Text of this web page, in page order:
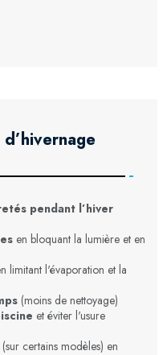
pendant l’hiver
en bloquant la lumière et en
limitant l'évaporation et la
(moins de nettoyage)
et éviter l'usure
(sur certains modèles) en